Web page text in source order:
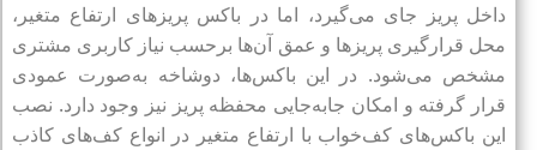
داخل پریز جای می‌گیرد، اما در باکس پریزهای ارتفاع متغیر،
محل قرارگیری پریزها و عمق آن‌ها برحسب نیاز کاربری مشتری
مشخص می‌شود. در این باکس‌ها، دوشاخه به‌صورت عمودی
قرار گرفته و امکان جابه‌جایی محفظه پریز نیز وجود دارد. نصب
این باکس‌های کف‌خواب با ارتفاع متغیر در انواع کف‌های کاذب